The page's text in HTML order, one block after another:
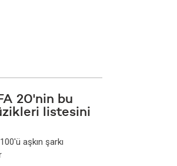
20'nin bu
listesini
aşkın şarkı